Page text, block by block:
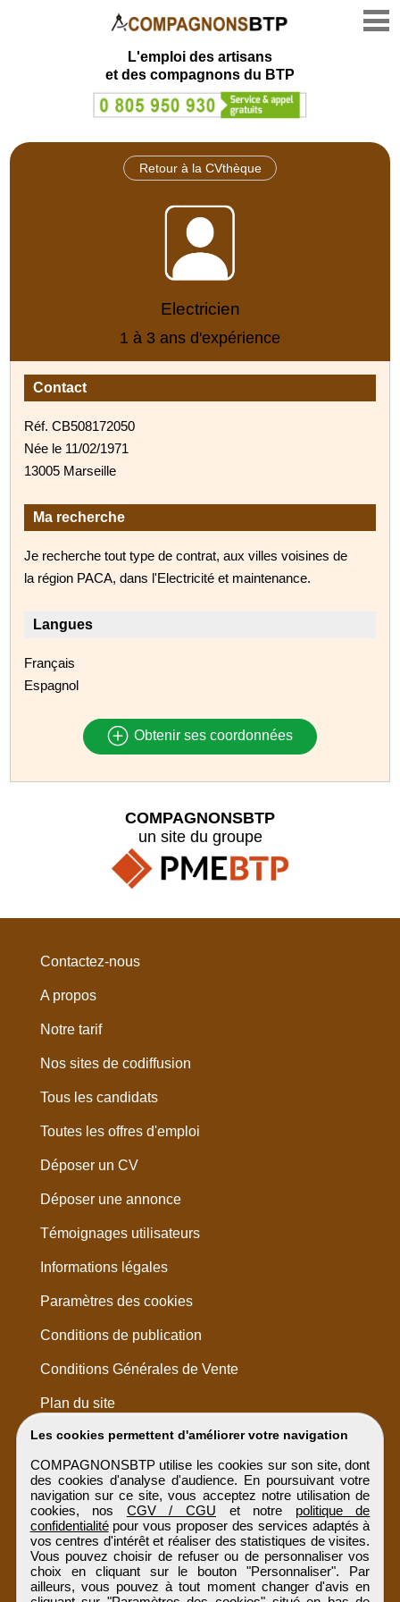
L'emploi des artisans
et des compagnons du BTP
Retour à la CVthèque
Electricien
1 à 3 ans d'expérience
Contact
Réf. CB508172050
Née le 11/02/1971
13005 Marseille
Ma recherche
Je recherche tout type de contrat, aux villes voisines de
la région PACA, dans l'Electricité et maintenance.
Langues
Français
Espagnol
Obtenir ses coordonnées
Les cookies permettent d'améliorer votre navigation
COMPAGNONSBTP utilise les cookies sur son site, dont
des cookies d'analyse d'audience. En poursuivant votre
navigation sur ce site, vous acceptez notre utilisation de
cookies, nos CGV / CGU et notre politique de
confidentialitépour vous proposer des services adaptés à
vos centres d'intérêt et réaliser des statistiques de visites.
Vous pouvez choisir de refuser ou de personnaliser vos
choix en cliquant sur le bouton "Personnaliser". Par
ailleurs, vous pouvez à tout moment changer d'avis en
COMPAGNONSBTP
un site du groupe
Contactez-nous
A propos
Notre tarif
Nos sites de codiffusion
Tous les candidats
Toutes les offres d'emploi
Déposer un CV
Déposer une annonce
Témoignages utilisateurs
Informations légales
Paramètres des cookies
Conditions de publication
Conditions Générales de Vente
Plan du site